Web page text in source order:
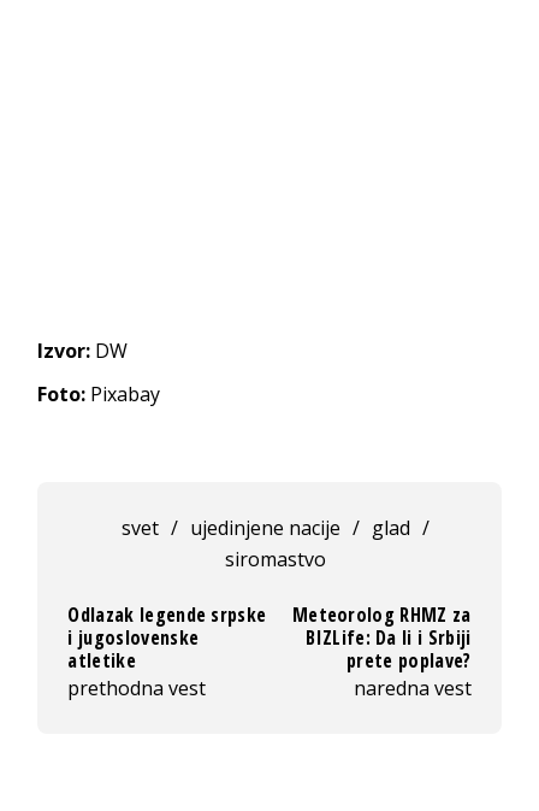
Izvor: DW
Foto: Pixabay
svet / ujedinjene nacije / glad /
siromastvo
Odlazak legende srpske
i jugoslovenske
atletike
prethodna vest
Meteorolog RHMZ za
BIZLife: Da li i Srbiji
prete poplave?
naredna vest